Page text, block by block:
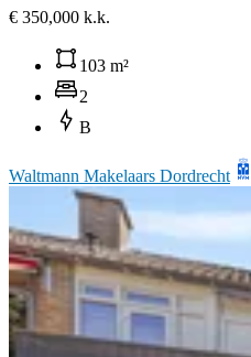
€ 350,000 k.k.
103 m²
2
B
Waltmann Makelaars Dordrecht